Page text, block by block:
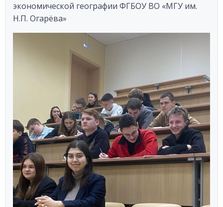
экономической географии ФГБОУ ВО «МГУ им.
Н.П. Огарёва»